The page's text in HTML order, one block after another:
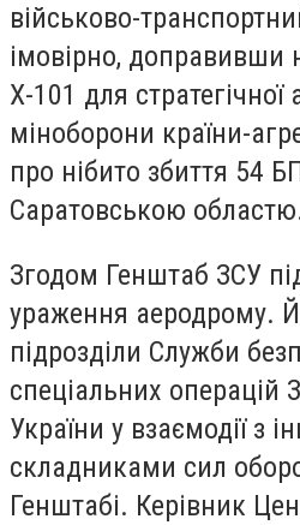
військово-
імовірно, доправивши
Х-101 для стратегічної
міноборони країни-
про нібито збиття 54
Саратовською
Згодом Генштаб ЗСУ
ураження аеродрому.
підрозділи Служби
спеціальних операцій
України у взаємодії з
складниками сил
Генштабі. Керівник